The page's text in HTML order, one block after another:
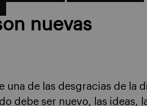
nuevas
una de las desgracias de la
debe ser nuevo, las ideas,